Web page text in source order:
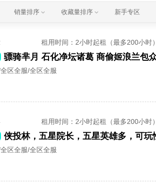
销量排序 收藏量排序 新手专区
租用时间 ：2小时起租（最多200小时）
区全服/全区全服
租用时间 ：2小时起租（最多200小时）
区全服/全区全服